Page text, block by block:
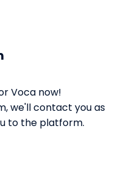
aan
Voca now!
we'll contact you as
to the platform.